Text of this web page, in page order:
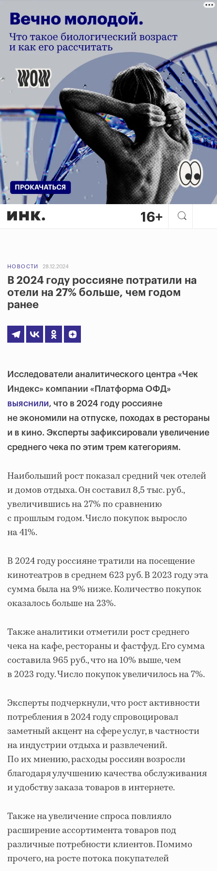
НОВОСТИ 28.12.2024
В 2024 году россияне потратили на
отели на 27% больше, чем годом
ранее
Исследователи аналитического центра «Чек
Индекс» компании «Платформа ОФД»
выяснили, что в 2024 году россияне
не экономили на отпуске, походах в рестораны
и в кино. Эксперты зафиксировали увеличение
среднего чека по этим трем категориям.
Наибольший рост показал средний чек отелей
и домов отдыха. Он составил 8,5 тыс. руб.,
увеличившись на 27% по сравнению
с прошлым годом. Число покупок выросло
на 41%.
В 2024 году россияне тратили на посещение
кинотеатров в среднем 623 руб. В 2023 году эта
сумма была на 9% ниже. Количество покупок
оказалось больше на 23%.
Также аналитики отметили рост среднего
чека на кафе, рестораны и фастфуд. Его сумма
составила 965 руб., что на 10% выше, чем
в 2023 году. Число покупок увеличилось на 7%.
Эксперты подчеркнули, что рост активности
потребления в 2024 году спровоцировал
заметный акцент на сфере услуг, в частности
на индустрии отдыха и развлечений.
По их мнению, расходы россиян возросли
благодаря улучшению качества обслуживания
и удобству заказа товаров в интернете.
Также на увеличение спроса повлияло
расширение ассортимента товаров под
различные потребности клиентов. Помимо
прочего, на росте потока покупателей